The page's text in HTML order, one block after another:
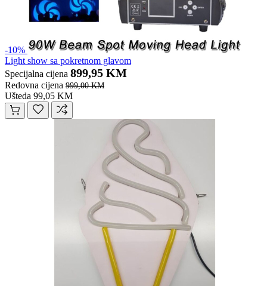
-10%
Light show sa pokretnom glavom
Specijalna cijena 899,95 KM
Redovna cijena 999,00 KM
Ušteda 99,05 KM